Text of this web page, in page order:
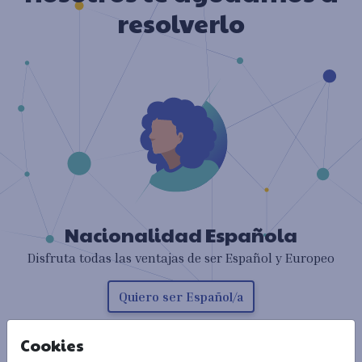
fechas límite para evitar problemas legales.
resolverlo
Nacionalidad Española
Disfruta todas las ventajas de ser Español y Europeo
Quiero ser Español/a
Cookies